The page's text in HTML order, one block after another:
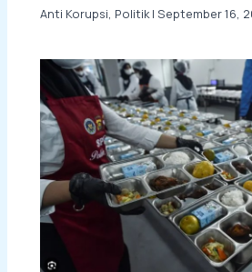
Anti Korupsi, Politik|September 16,